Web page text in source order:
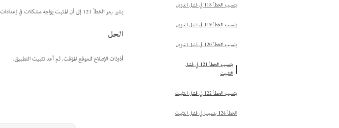
يتسبب الخطأ 118 في فشل التنزيل
يتسبب الخطأ 119 في فشل التنزيل
يتسبب الخطأ 120 في فشل التنزيل
يتسبب الخطأ 121 في فشل
التثبيت
يتسبب الخطأ 122 في فشل التثبيت
الخطأ 124 يتسبب في فشل التثبيت
يشير رمز الخطأ 121 إلى أن المثبت يواجه مشكلات في إعدادات المجلد المؤقت أو الوصول إليها على جهازك.
الحل
أذونات الإصلاح للموقع المؤقت. ثم أعد تثبيت التطبيق.